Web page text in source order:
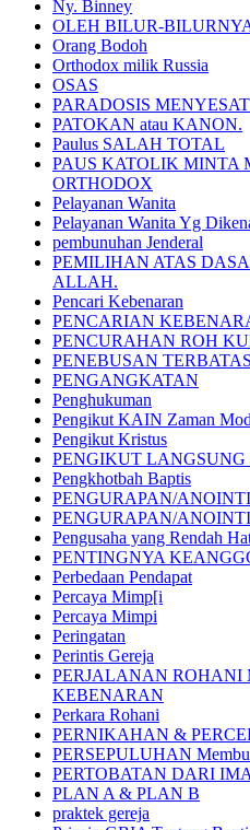
Ny. Binney
OLEH BILUR-
Orang Bodoh
Orthodox milik Russia
OSAS
PARADOSIS
PATOKAN atau KANON.
Paulus SALAH TOTAL
PAUS KATOLIK MINTA
ORTHODOX
Pelayanan Wanita
Pelayanan Wanita Yg
pembunuhan Jenderal
PEMILIHAN ATAS
ALLAH.
Pencari Kebenaran
PENCARIAN
PENCURAHAN ROH
PENEBUSAN
PENGANGKATAN
Penghukuman
Pengikut KAIN Zaman
Pengikut Kristus
PENGIKUT LANGSUNG
Pengkhotbah Baptis
PENGURAPAN/
PENGURAPAN/
Pengusaha yang Rendah
PENTINGNYA
Perbedaan Pendapat
Percaya Mimp[i
Percaya Mimpi
Peringatan
Perintis Gereja
PERJALANAN ROHANI
KEBENARAN
Perkara Rohani
PERNIKAHAN &
PERSEPULUHAN
PERTOBATAN DARI
PLAN A & PLAN B
praktek gereja